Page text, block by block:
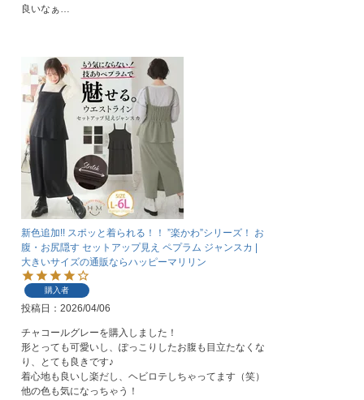
良いなぁ…
新色追加!! スポッと着られる！！ ”楽かわ”シリーズ！ お
腹・お尻隠す セットアップ見え ペプラム ジャンスカ |
大きいサイズの通販ならハッピーマリリン
購入者
投稿日 2026/04/06
チャコールグレーを購入しました！
形とっても可愛いし、ぽっこりしたお腹も目立たなくな
り、とても良きです♪
着心地も良いし楽だし、ヘビロテしちゃってます（笑）
他の色も気になっちゃう！